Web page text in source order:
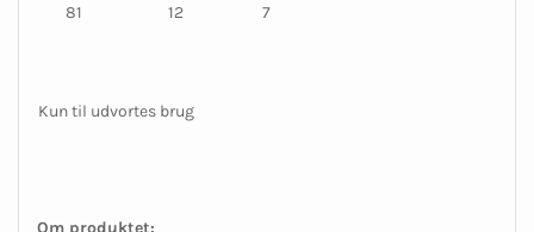
81 12 7
Kun til udvortes brug
Om produktet: